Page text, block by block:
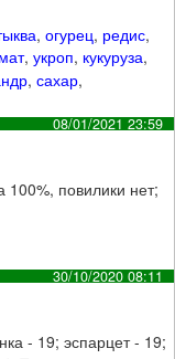
,огурец, редис,
,укроп, кукуруза,
,сахар,
08/01/2021 23:59
повилики нет;
30/10/2020 08:11
- 19; эспарцет - 19;